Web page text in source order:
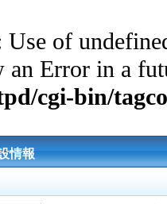
Use of
Error in a
cgi-bin/
情報